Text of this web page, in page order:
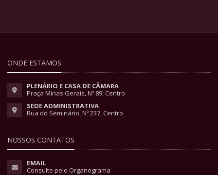
ONDE ESTAMOS
PLENÁRIO E CASA DE CÂMARA
Praça Minas Gerais, Nº 89, Centro
SEDE ADMINISTRATIVA
Rua do Seminário, Nº 237, Centro
NOSSOS CONTATOS
EMAIL
Consulte pelo Organograma